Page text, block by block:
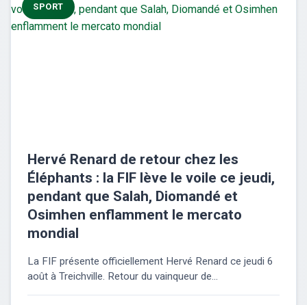
SPORT
Hervé Renard de retour chez les
Éléphants : la FIF lève le voile ce jeudi,
pendant que Salah, Diomandé et
Osimhen enflamment le mercato
mondial
La FIF présente officiellement Hervé Renard ce jeudi 6
août à Treichville. Retour du vainqueur de...